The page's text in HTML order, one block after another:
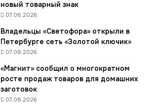
новый товарный знак
07.08.2026
Владельцы «Светофора» открыли в
Петербурге сеть «Золотой ключик»
07.08.2026
«Магнит» сообщил о многократном
росте продаж товаров для домашних
заготовок
07.08.2026